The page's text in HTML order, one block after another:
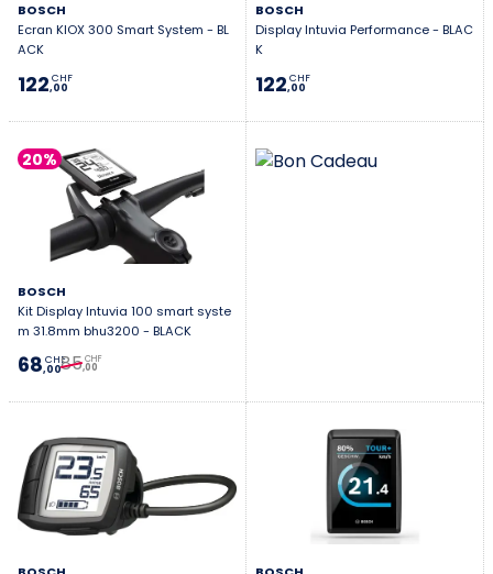
BOSCH
Ecran KIOX 300 Smart System - BL
ACK
122,00
CHF
BOSCH
Display Intuvia Performance - BLAC
K
122,00
CHF
20%
BOSCH
Kit Display Intuvia 100 smart syste
m 31.8mm bhu3200 - BLACK
68,00
CHF85,00
CHF